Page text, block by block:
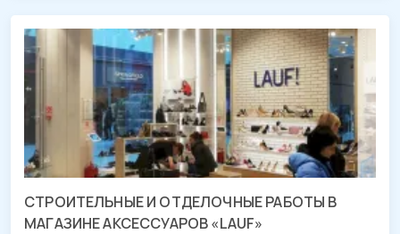
СТРОИТЕЛЬНЫЕ И ОТДЕЛОЧНЫЕ РАБОТЫ В
МАГАЗИНЕ АКСЕССУАРОВ «LAUF»
СМР и отделочные работы магазина
«LAUF»
ТРЦ «МЕГА Адыгея-Кубань», Республика Адыгея